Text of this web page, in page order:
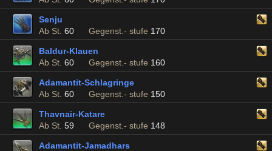
Senju
Ab St. 60 Gegenst.- stufe 170
Baldur-Klauen
Ab St. 60 Gegenst.- stufe 160
Adamantit-Schlagringe
Ab St. 60 Gegenst.- stufe 150
Thavnair-Katare
Ab St. 59 Gegenst.- stufe 148
Adamantit-Jamadhars